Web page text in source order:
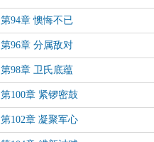
第94章 懊悔不已
第96章 分属敌对
第98章 卫氏底蕴
第100章 紧锣密鼓
第102章 凝聚军心